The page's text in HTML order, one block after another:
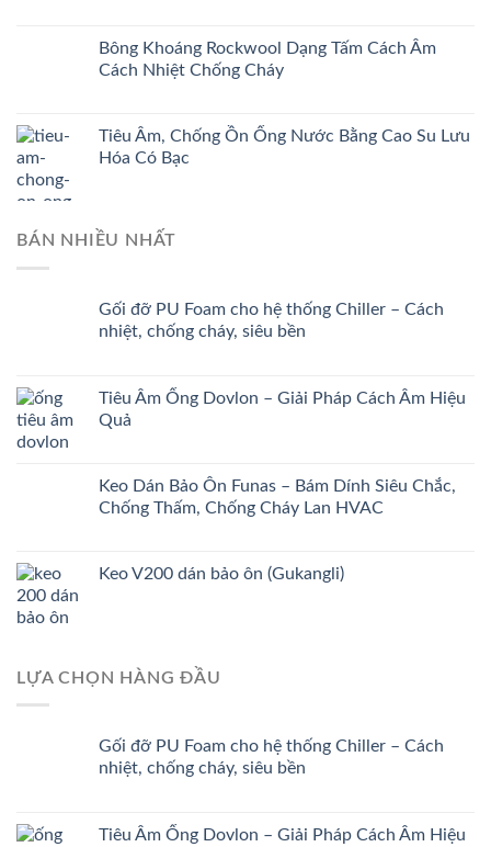
Bông Khoáng Rockwool Dạng Tấm Cách Âm
Cách Nhiệt Chống Cháy
Tiêu Âm, Chống Ồn Ống Nước Bằng Cao Su Lưu
Hóa Có Bạc
BÁN NHIỀU NHẤT
Gối đỡ PU Foam cho hệ thống Chiller – Cách
nhiệt, chống cháy, siêu bền
Tiêu Âm Ống Dovlon – Giải Pháp Cách Âm Hiệu
Quả
Keo Dán Bảo Ôn Funas – Bám Dính Siêu Chắc,
Chống Thấm, Chống Cháy Lan HVAC
Keo V200 dán bảo ôn (Gukangli)
LỰA CHỌN HÀNG ĐẦU
Gối đỡ PU Foam cho hệ thống Chiller – Cách
nhiệt, chống cháy, siêu bền
Tiêu Âm Ống Dovlon – Giải Pháp Cách Âm Hiệu